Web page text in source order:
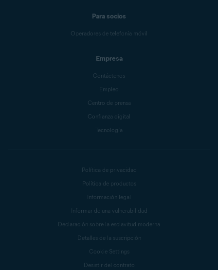
Para socios
Operadores de telefonía móvil
Empresa
Contáctenos
Empleo
Centro de prensa
Confianza digital
Tecnología
Política de privacidad
Política de productos
Información legal
Informar de una vulnerabilidad
Declaración sobre la esclavitud moderna
Detalles de la suscripción
Cookie Settings
Desistir del contrato